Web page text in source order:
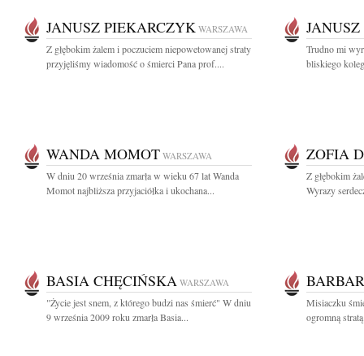
JANUSZ PIEKARCZYK WARSZAWA
Z głębokim żalem i poczuciem niepowetowanej straty
przyjęliśmy wiadomość o śmierci Pana prof....
Trudno mi
bliskiego
WANDA MOMOT WARSZAWA
W dniu 20 września zmarła w wieku 67 lat Wanda
Momot najbliższa przyjaciółka i ukochana...
ZOFIA
Z głębokim
Wyrazy
BASIA CHĘCIŃSKA WARSZAWA
"Życie jest snem, z którego budzi nas śmierć" W dniu
9 września 2009 roku zmarła Basia...
Misiaczku
ogromną